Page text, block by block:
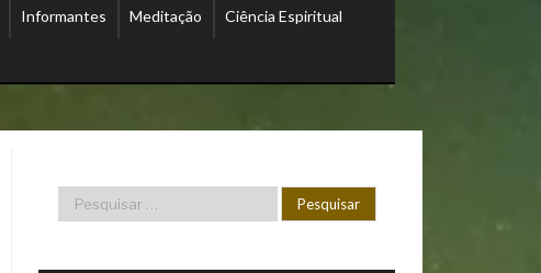
Informantes Meditação Ciência Espiritual